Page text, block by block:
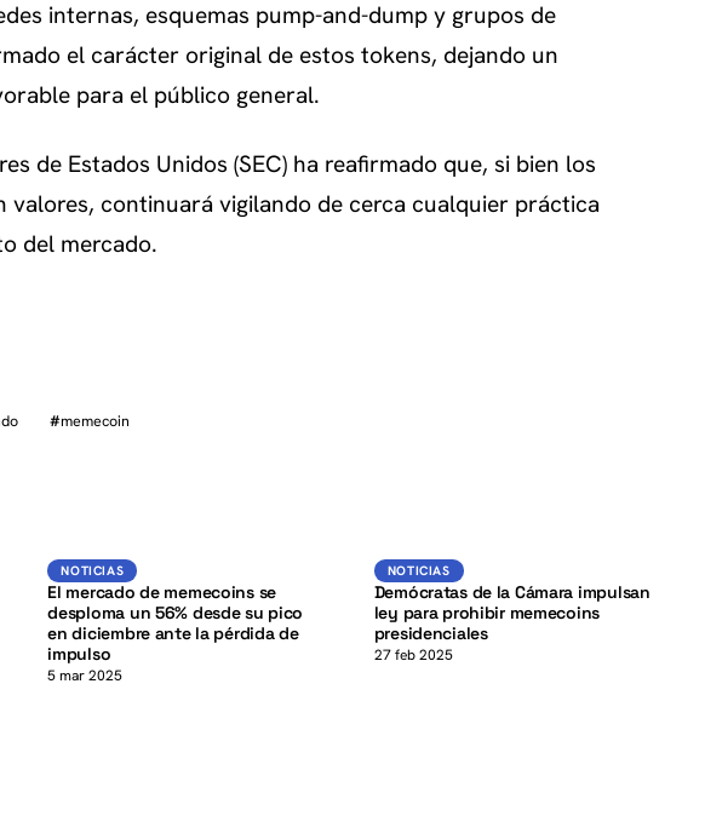
internas, esquemas pump-and-dump y grupos de
el carácter original de estos tokens, dejando un
para el público general.
de Estados Unidos (SEC) ha reafirmado que, si bien los
valores, continuará vigilando de cerca cualquier práctica
del mercado.
#memecoin
K
NOTICIAS
El mercado de memecoins se
desploma un 56% desde su pico
en diciembre ante la pérdida de
impulso
5 mar 2025
K
NOTICIAS
Demócratas de la Cámara impulsan
ley para prohibir memecoins
presidenciales
27 feb 2025